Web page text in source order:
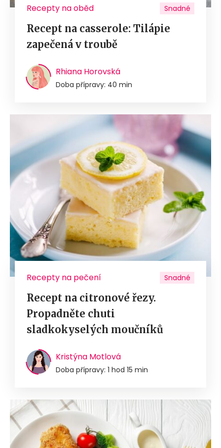
Recepty na oběd Snadné
Recept na casserole: Tilápie
zapečená v troubě
Rhiana Horovská
Doba přípravy: 40 min
Recepty na pečení Snadné
Recept na citronové řezy.
Propadněte chuti
sladkokyselých moučníků
Kristýna Motlová
Doba přípravy: 1 hod 15 min